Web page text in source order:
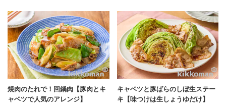
焼肉のたれで！回鍋肉【豚肉とキ
ャベツで人気のアレンジ】
キャベツと豚ばらのしぼ生ステー
キ【味つけは生しょうゆだけ】